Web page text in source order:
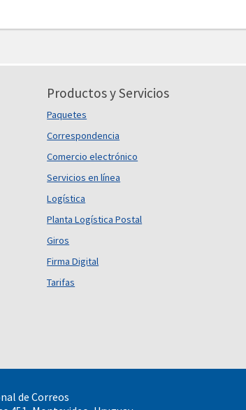
Productos y Servicios
Paquetes
Correspondencia
Comercio electrónico
Servicios en línea
Logística
Planta Logística Postal
Giros
Firma Digital
Tarifas
de Correos